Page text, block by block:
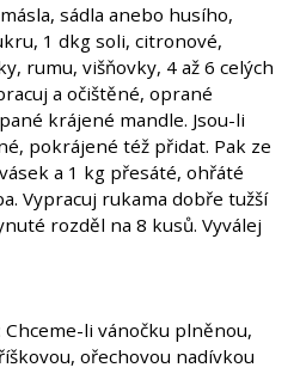
sádla anebo husího,
1 dkg soli, citronové,
rumu, višňovky, 4 až 6 celých
a očištěné, oprané
krájené mandle. Jsou-li
pokrájené též přidat. Pak ze
a 1 kg přesáté, ohřáté
Vypracuj rukama dobře tužší
rozděl na 8 kusů. Vyválej
li vánočku plněnou,
ořechovou nadívkou